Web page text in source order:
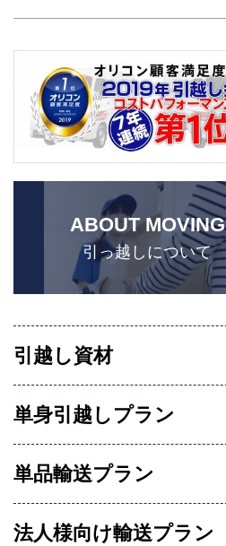
ABOUT MOVING
引っ越しについて
引越し資材
単身引越しプラン
単品輸送プラン
法人様向け輸送プラン